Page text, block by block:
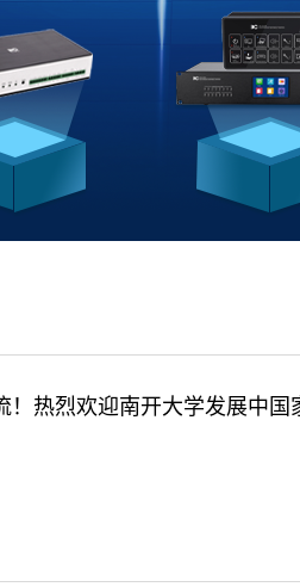
！热烈欢迎南开大学发展中